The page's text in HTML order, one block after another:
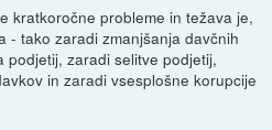
kratkoročne probleme in težava je,
- tako zaradi zmanjšanja davčnih
zaradi selitve podjetij,
in zaradi vsesplošne korupcije